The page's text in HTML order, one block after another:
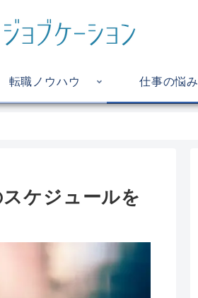
転職ノウハウ 仕事の悩み
ケジュールを